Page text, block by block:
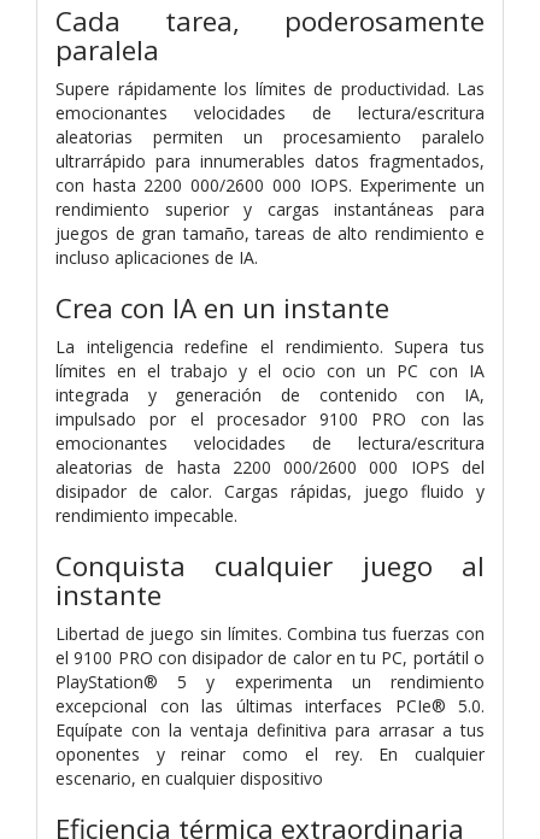
Cada tarea, poderosamente
paralela
Supere rápidamente los límites de productividad. Las
emocionantes velocidades de lectura/escritura
aleatorias permiten un procesamiento paralelo
ultrarrápido para innumerables datos fragmentados,
con hasta 2200 000/2600 000 IOPS. Experimente un
rendimiento superior y cargas instantáneas para
juegos de gran tamaño, tareas de alto rendimiento e
incluso aplicaciones de IA.
Crea con IA en un instante
La inteligencia redefine el rendimiento. Supera tus
límites en el trabajo y el ocio con un PC con IA
integrada y generación de contenido con IA,
impulsado por el procesador 9100 PRO con las
emocionantes velocidades de lectura/escritura
aleatorias de hasta 2200 000/2600 000 IOPS del
disipador de calor. Cargas rápidas, juego fluido y
rendimiento impecable.
Conquista cualquier juego al
instante
Libertad de juego sin límites. Combina tus fuerzas con
el 9100 PRO con disipador de calor en tu PC, portátil o
PlayStation® 5 y experimenta un rendimiento
excepcional con las últimas interfaces PCIe® 5.0.
Equípate con la ventaja definitiva para arrasar a tus
oponentes y reinar como el rey. En cualquier
escenario, en cualquier dispositivo
Eficiencia térmica extraordinaria